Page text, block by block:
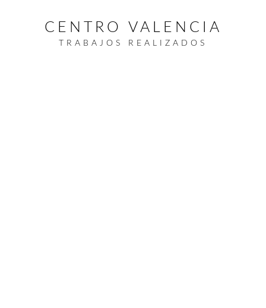
CENTRO VALENCIA
TRABAJOS REALIZADOS